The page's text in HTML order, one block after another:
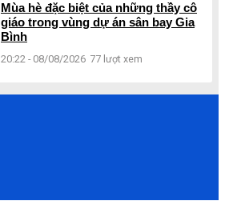
Mùa hè đặc biệt của những thầy cô
giáo trong vùng dự án sân bay Gia
Bình
20:22 - 08/08/2026 77 lượt xem